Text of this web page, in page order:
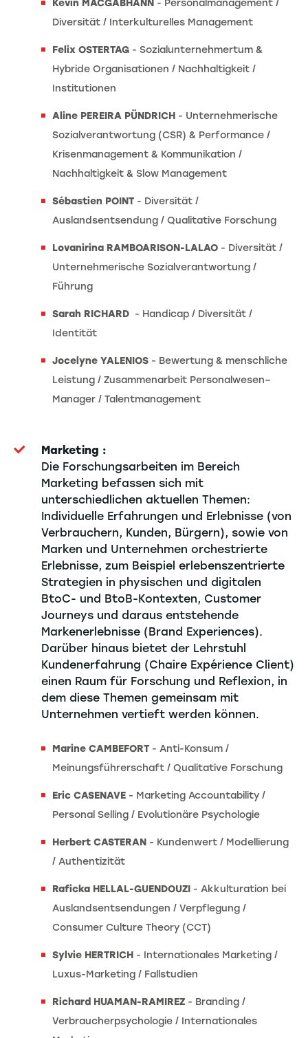
Kevin MACGABHANN - Personalmanagement /
Diversität / Interkulturelles Management
Felix OSTERTAG - Sozialunternehmertum &
Hybride Organisationen / Nachhaltigkeit /
Institutionen
Aline PEREIRA PÜNDRICH - Unternehmerische
Sozialverantwortung (CSR) & Performance /
Krisenmanagement & Kommunikation /
Nachhaltigkeit & Slow Management
Sébastien POINT - Diversität /
Auslandsentsendung / Qualitative Forschung
Lovanirina RAMBOARISON-LALAO - Diversität /
Unternehmerische Sozialverantwortung /
Führung
Sarah RICHARD - Handicap / Diversität /
Identität
Jocelyne YALENIOS - Bewertung & menschliche
Leistung / Zusammenarbeit Personalwesen–
Manager / Talentmanagement
Marketing :
Die Forschungsarbeiten im Bereich
Marketing befassen sich mit
unterschiedlichen aktuellen Themen:
Individuelle Erfahrungen und Erlebnisse (von
Verbrauchern, Kunden, Bürgern), sowie von
Marken und Unternehmen orchestrierte
Erlebnisse, zum Beispiel erlebenszentrierte
Strategien in physischen und digitalen
BtoC- und BtoB-Kontexten, Customer
Journeys und daraus entstehende
Markenerlebnisse (Brand Experiences).
Darüber hinaus bietet der Lehrstuhl
Kundenerfahrung (Chaire Expérience Client)
einen Raum für Forschung und Reflexion, in
dem diese Themen gemeinsam mit
Unternehmen vertieft werden können.
Marine CAMBEFORT - Anti-Konsum /
Meinungsführerschaft / Qualitative Forschung
Eric CASENAVE - Marketing Accountability /
Personal Selling / Evolutionäre Psychologie
Herbert CASTERAN - Kundenwert / Modellierung
/ Authentizität
Raficka HELLAL-GUENDOUZI - Akkulturation bei
Auslandsentsendungen / Verpflegung /
Consumer Culture Theory (CCT)
Sylvie HERTRICH - Internationales Marketing /
Luxus-Marketing / Fallstudien
Richard HUAMAN-RAMIREZ - Branding /
Verbraucherpsychologie / Internationales